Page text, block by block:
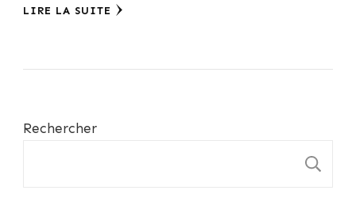
LIRE LA SUITE
Rechercher